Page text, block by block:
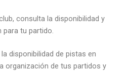
consulta la disponibilidad y
para tu partido.
disponibilidad de pistas en
organización de tus partidos y